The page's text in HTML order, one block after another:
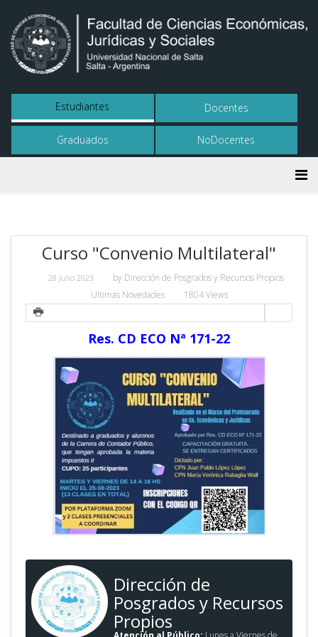
Estudiantes Docentes
Graduados NoDocentes
Curso "Convenio Multilateral"
28 Julio 2023 by Dirección de Posgrados y Recursos Propios
Ultimas Novedades
1804 Views
Res. CD ECO Nª 171-22
Dirección de
Posgrados y Recursos
Propios